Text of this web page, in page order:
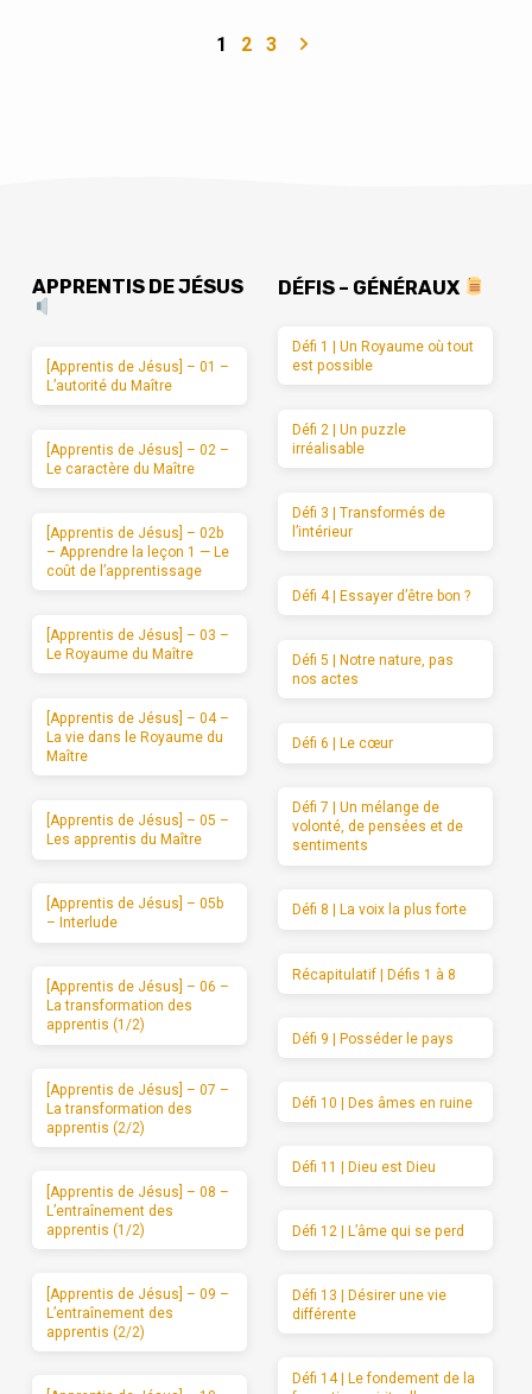
1 2 3
APPRENTIS DE JÉSUS
[Apprentis de Jésus] – 01 –
L’autorité du Maître
[Apprentis de Jésus] – 02 –
Le caractère du Maître
[Apprentis de Jésus] – 02b
– Apprendre la leçon 1 — Le
coût de l’apprentissage
[Apprentis de Jésus] – 03 –
Le Royaume du Maître
[Apprentis de Jésus] – 04 –
La vie dans le Royaume du
Maître
[Apprentis de Jésus] – 05 –
Les apprentis du Maître
[Apprentis de Jésus] – 05b
– Interlude
[Apprentis de Jésus] – 06 –
La transformation des
apprentis (1/2)
[Apprentis de Jésus] – 07 –
La transformation des
apprentis (2/2)
[Apprentis de Jésus] – 08 –
L’entraînement des
apprentis (1/2)
[Apprentis de Jésus] – 09 –
L’entraînement des
apprentis (2/2)
DÉFIS – GÉNÉRAUX
Défi 1 | Un Royaume où tout
est possible
Défi 2 | Un puzzle
irréalisable
Défi 3 | Transformés de
l’intérieur
Défi 4 | Essayer d’être bon ?
Défi 5 | Notre nature, pas
nos actes
Défi 6 | Le cœur
Défi 7 | Un mélange de
volonté, de pensées et de
sentiments
Défi 8 | La voix la plus forte
Récapitulatif | Défis 1 à 8
Défi 9 | Posséder le pays
Défi 10 | Des âmes en ruine
Défi 11 | Dieu est Dieu
Défi 12 | L’âme qui se perd
Défi 13 | Désirer une vie
différente
Défi 14 | Le fondement de la